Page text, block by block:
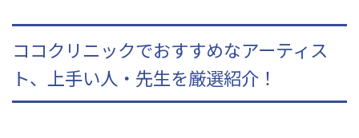
ココクリニックでおすすめなアーティス
ト、上手い人・先生を厳選紹介！